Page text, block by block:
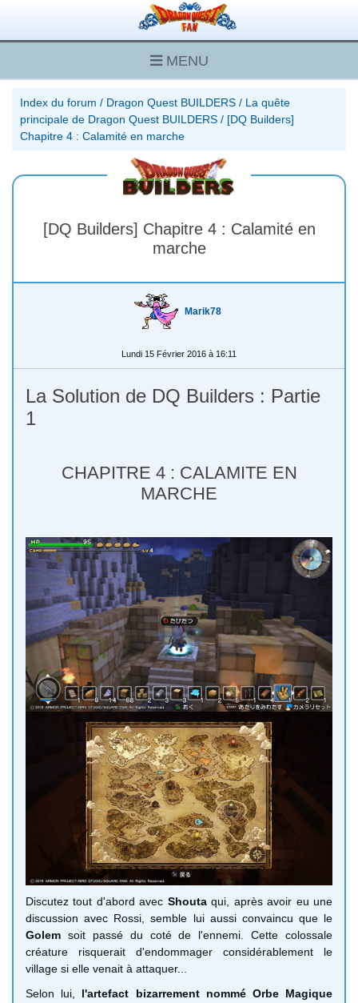
MENU
Index du forum / Dragon Quest BUILDERS / La quête
principale de Dragon Quest BUILDERS / [DQ Builders]
Chapitre 4 : Calamité en marche
[DQ Builders] Chapitre 4 : Calamité en
marche
Marik78
Lundi 15 Février 2016 à 16:11
La Solution de DQ Builders : Partie
1
CHAPITRE 4 : CALAMITE EN
MARCHE
Discutez tout d'abord avec Shoutaqui, après avoir eu une
discussion avec Rossi, semble lui aussi convaincu que le
Golem soit passé du coté de l'ennemi. Cette colossale
créature risquerait d'endommager considérablement le
village si elle venait à attaquer...
Selon lui, l'artefact bizarrement nommé Orbe Magique